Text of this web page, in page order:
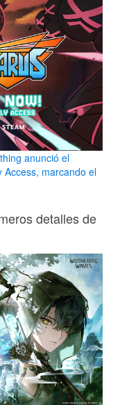
anunció el
Access, marcando el
detalles de